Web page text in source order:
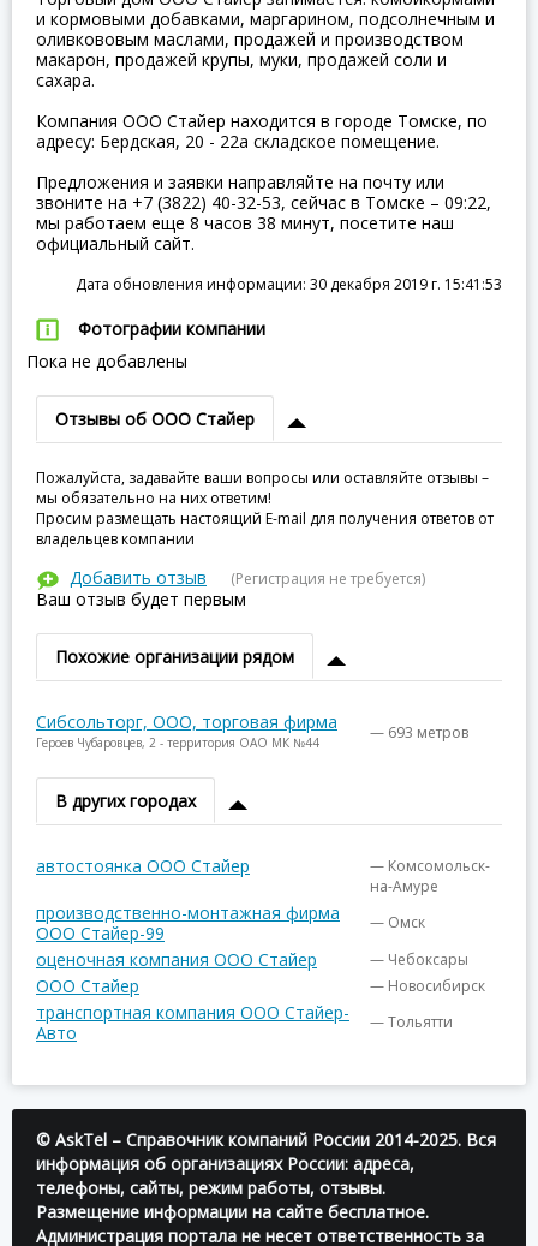
и кормовыми добавками, маргарином, подсолнечным и
оливкововым маслами, продажей и производством
макарон, продажей крупы, муки, продажей соли и
сахара.
Компания ООО Стайер находится в городе Томске, по
адресу: Бердская, 20 - 22а складское помещение.
Предложения и заявки направляйте на почту или
звоните на +7 (3822) 40-32-53, сейчас в Томске – 09:22,
мы работаем еще 8 часов 38 минут, посетите наш
официальный сайт.
Дата обновления информации: 30 декабря 2019 г. 15:41:53
Фотографии компании
Пока не добавлены
Отзывы об ООО Стайер
Пожалуйста, задавайте ваши вопросы или оставляйте отзывы –
мы обязательно на них ответим!
Просим размещать настоящий E-mail для получения ответов от
владельцев компании
Добавить отзыв (Регистрация не требуется)
Ваш отзыв будет первым
Похожие организации рядом
Сибсольторг, ООО, торговая фирма
Героев Чубаровцев, 2 - территория ОАО МК №44 — 693 метров
В других городах
автостоянка ООО Стайер
— Комсомольск-
на-Амуре
производственно-монтажная фирма
ООО Стайер-99
— Омск
оценочная компания ООО Стайер — Чебоксары
ООО Стайер — Новосибирск
транспортная компания ООО Стайер-
Авто
— Тольятти
© AskTel – Справочник компаний России 2014-2025. Вся
информация об организациях России: адреса,
телефоны, сайты, режим работы, отзывы.
Размещение информации на сайте бесплатное.
Администрация портала не несет ответственность за